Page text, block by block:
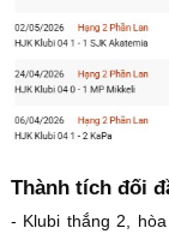
Thành tích đối
- Klubi thắng 2,